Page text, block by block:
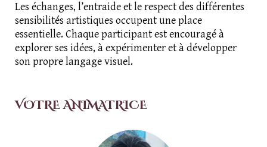
Les échanges, l’entraide et le respect des différentes
sensibilités artistiques occupent une place
essentielle. Chaque participant est encouragé à
explorer ses idées, à expérimenter et à développer
son propre langage visuel.
VOTRE ANIMATRICE